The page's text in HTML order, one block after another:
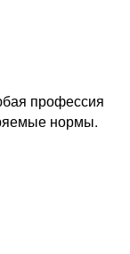
профессия
нормы.